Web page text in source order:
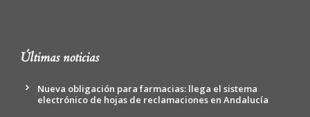
Últimas noticias
Nueva obligación para farmacias: llega el sistema
electrónico de hojas de reclamaciones en Andalucía